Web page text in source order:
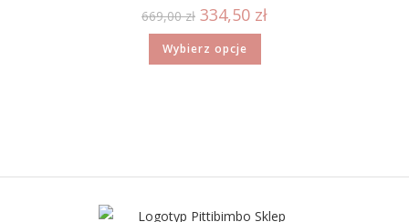
669,00zł 334,50 zł
Wybierz opcje